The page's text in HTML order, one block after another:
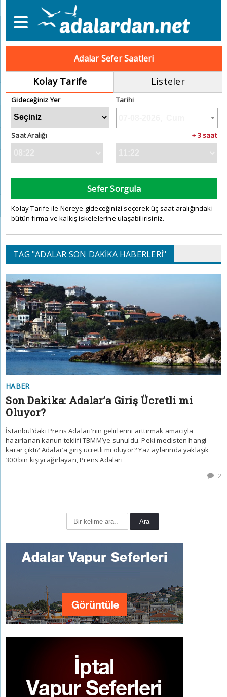
Adalar Sefer Saatleri
Kolay Tarife Listeler
Gideceğiniz Yer Tarihi
Saat Aralığı + 3 saat
Sefer Sorgula
Kolay Tarife ile Nereye gideceğinizi seçerek üç saat aralığındaki
bütün firma ve kalkış iskelelerine ulaşabilirisiniz.
TAG "ADALAR SON DAKIKA HABERLERI"
HABER
Son Dakika: Adalar’a Giriş Ücretli mi
Oluyor?
İstanbul’daki Prens Adaları’nın gelirlerini arttırmak amacıyla
hazırlanan kanun teklifi TBMM’ye sunuldu. Peki meclisten hangi
karar çıktı? Adalar’a giriş ücretli mi oluyor? Yaz aylarında yaklaşık
300 bin kişiyi ağırlayan, Prens Adaları
2